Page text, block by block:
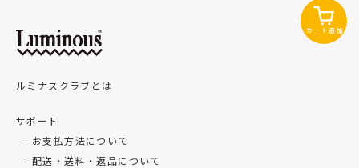
カート追加
ルミナスクラブとは
サポート
お支払方法について
配送・送料・返品について